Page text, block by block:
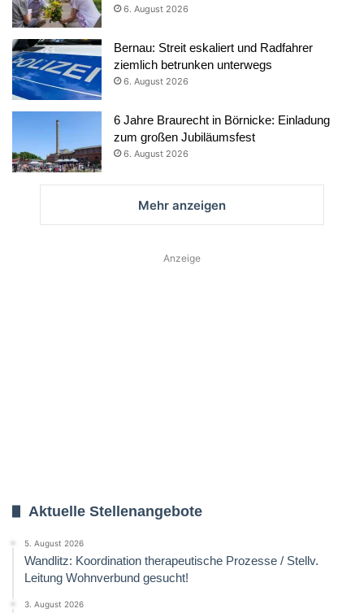
6. August 2026
Bernau: Streit eskaliert und Radfahrer
ziemlich betrunken unterwegs
6. August 2026
6 Jahre Braurecht in Börnicke: Einladung
zum großen Jubiläumsfest
6. August 2026
Mehr anzeigen
Anzeige
Aktuelle Stellenangebote
5. August 2026
Wandlitz: Koordination therapeutische Prozesse / Stellv.
Leitung Wohnverbund gesucht!
3. August 2026